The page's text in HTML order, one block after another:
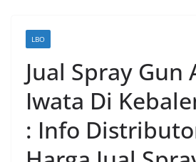
LBO
Jual Spray Gun
Iwata Di
: Info